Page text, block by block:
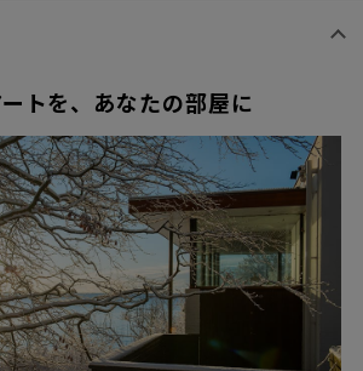
トを、あなたの部屋に